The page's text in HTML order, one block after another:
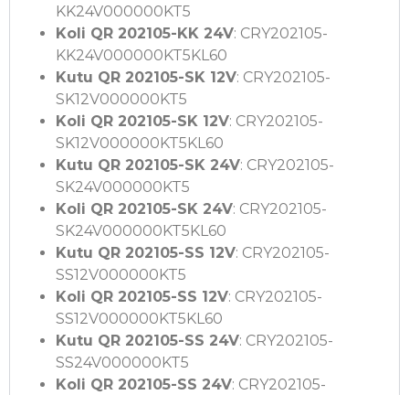
KK24V000000KT5
Koli QR 202105-KK 24V: CRY202105-
KK24V000000KT5KL60
Kutu QR 202105-SK 12V: CRY202105-
SK12V000000KT5
Koli QR 202105-SK 12V: CRY202105-
SK12V000000KT5KL60
Kutu QR 202105-SK 24V: CRY202105-
SK24V000000KT5
Koli QR 202105-SK 24V: CRY202105-
SK24V000000KT5KL60
Kutu QR 202105-SS 12V: CRY202105-
SS12V000000KT5
Koli QR 202105-SS 12V: CRY202105-
SS12V000000KT5KL60
Kutu QR 202105-SS 24V: CRY202105-
SS24V000000KT5
Koli QR 202105-SS 24V: CRY202105-